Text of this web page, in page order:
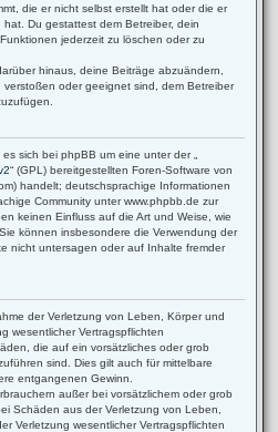
die er nicht selbst erstellt hat oder die er
Du gestattest dem Betreiber, dein
jederzeit zu löschen oder zu
hinaus, deine Beiträge abzuändern,
oder geeignet sind, dem Betreiber
sich bei phpBB um eine unter der „
“ (GPL) bereitgestellten Foren-Software von
handelt; deutschsprachige Informationen
Community unter www.phpbb.de zur
keinen Einfluss auf die Art und Weise, wie
können insbesondere die Verwendung der
nicht untersagen oder auf Inhalte fremder
der Verletzung von Leben, Körper und
wesentlicher Vertragspflichten
die auf ein vorsätzliches oder grob
sind. Dies gilt auch für mittelbare
entgangenen Gewinn.
außer bei vorsätzlichem oder grob
Schäden aus der Verletzung von Leben,
Verletzung wesentlicher Vertragspflichten